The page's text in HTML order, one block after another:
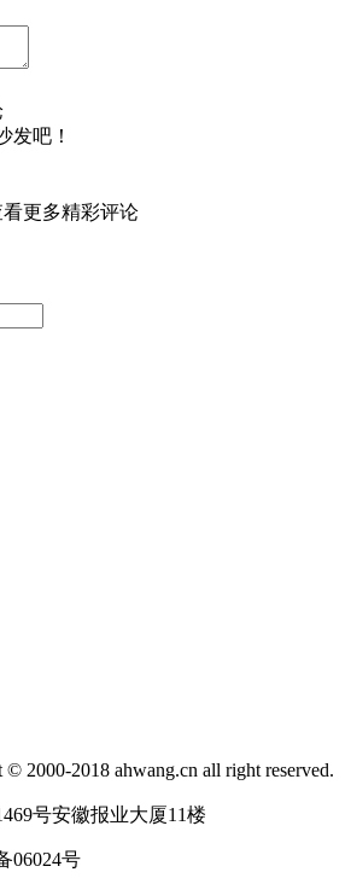
发吧！
更多精彩评论
2000-2018 ahwang.cn all right reserved.
号安徽报业大厦11楼
06024号